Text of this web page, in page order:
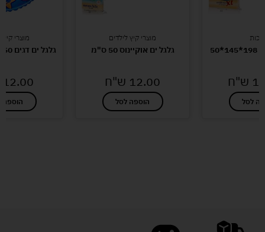
ש"ח
לסל
מוצרי קיץ לילדים
גלגל ים אוקיינוס 50 ס"מ
12.00 ש"ח
הוספה לסל
מוצרי קיץ
גלגל ים דגים 50 ס"מ בקופסה
12.00
הוספה